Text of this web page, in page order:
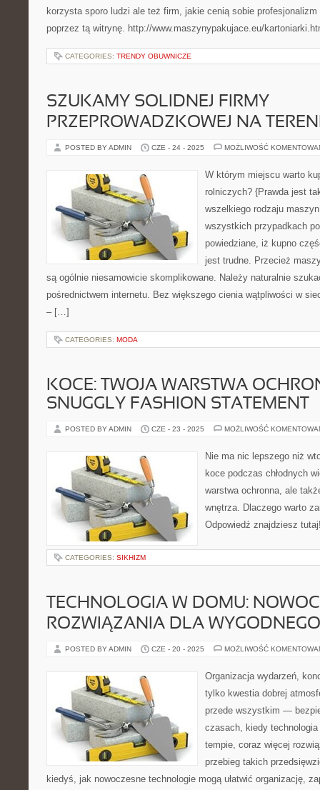
korzysta sporo ludzi ale też firm, jakie cenią sobie
poprzez tą witrynę. http://www.maszynypakujace.eu/
CATEGORIES: TRENDY OBUWNICZE
SZUKAMY SOLIDNEJ FIRMY
PRZEPROWADZKOWEJ NA
POSTED BY ADMIN CZE - 24 - 2025 MOŻLIWOŚĆ
W którym miejscu warto
rolniczych? {Prawda jest
wszelkiego rodzaju
wszystkich przypadkach
powiedziane, iż kupno
jest trudne. Przecież
są ogólnie niesamowicie skomplikowane. Należy naturalnie
pośrednictwem internetu. Bez większego cienia wątpliwości w
– […]
CATEGORIES: MODA
KOCE: TWOJA WARSTWA
SNUGGLY FASHION STATEMENT
POSTED BY ADMIN CZE - 23 - 2025 MOŻLIWOŚĆ
Nie ma nic lepszego niż
koce podczas chłodnych
warstwa ochronna, ale
wnętrza. Dlaczego warto
Odpowiedź znajdziesz
CATEGORIES: SIKHIZM
TECHNOLOGIA W DOMU:
ROZWIĄZANIA DLA
POSTED BY ADMIN CZE - 20 - 2025 MOŻLIWOŚĆ
Organizacja wydarzeń,
tylko kwestia dobrej
przede wszystkim —
czasach, kiedy
tempie, coraz więcej
przebieg takich
kiedyś, jak nowoczesne technologie mogą ułatwić organizację,